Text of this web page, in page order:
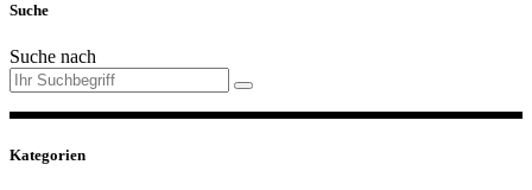
Suche
Suche nach
Kategorien